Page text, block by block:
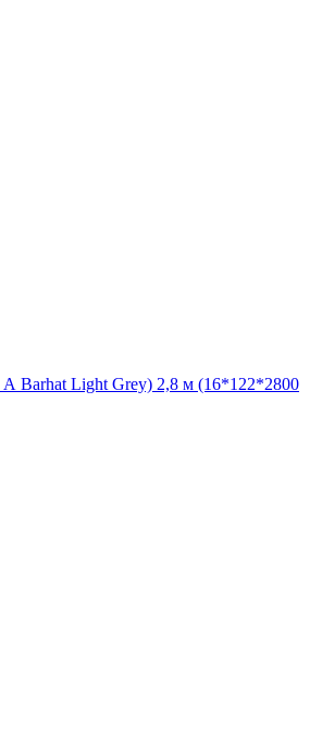
Barhat Light Grey) 2,8 м (16*122*2800